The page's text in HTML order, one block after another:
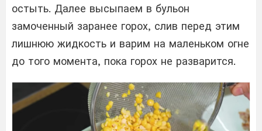
остыть. Далее высыпаем в бульон
замоченный заранее горох, слив перед этим
лишнюю жидкость и варим на маленьком огне
до того момента, пока горох не разварится.